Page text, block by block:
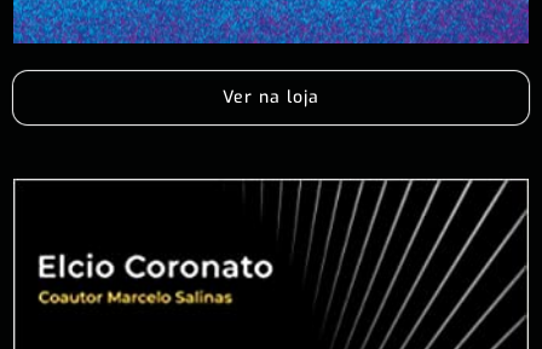
Ver na loja